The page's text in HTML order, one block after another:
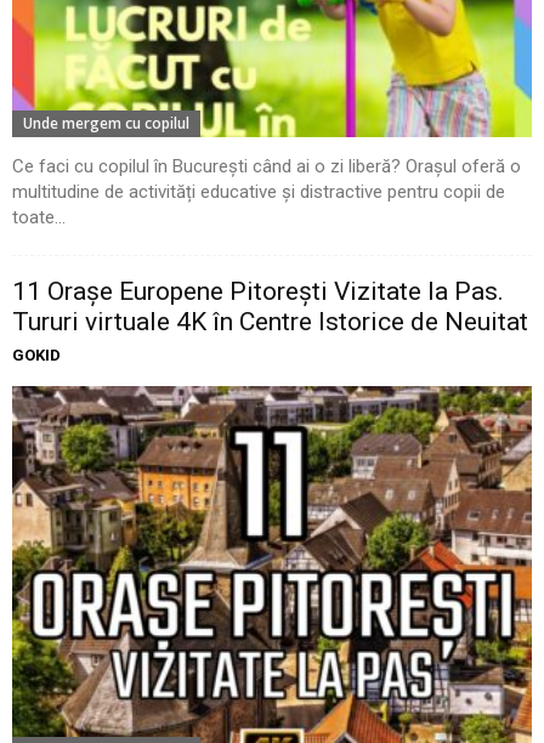
Unde mergem cu copilul
Ce faci cu copilul în București când ai o zi liberă? Orașul oferă o
multitudine de activități educative și distractive pentru copii de
toate...
11 Oraşe Europene Pitoreşti Vizitate la Pas.
Tururi virtuale 4K în Centre Istorice de Neuitat
GOKID